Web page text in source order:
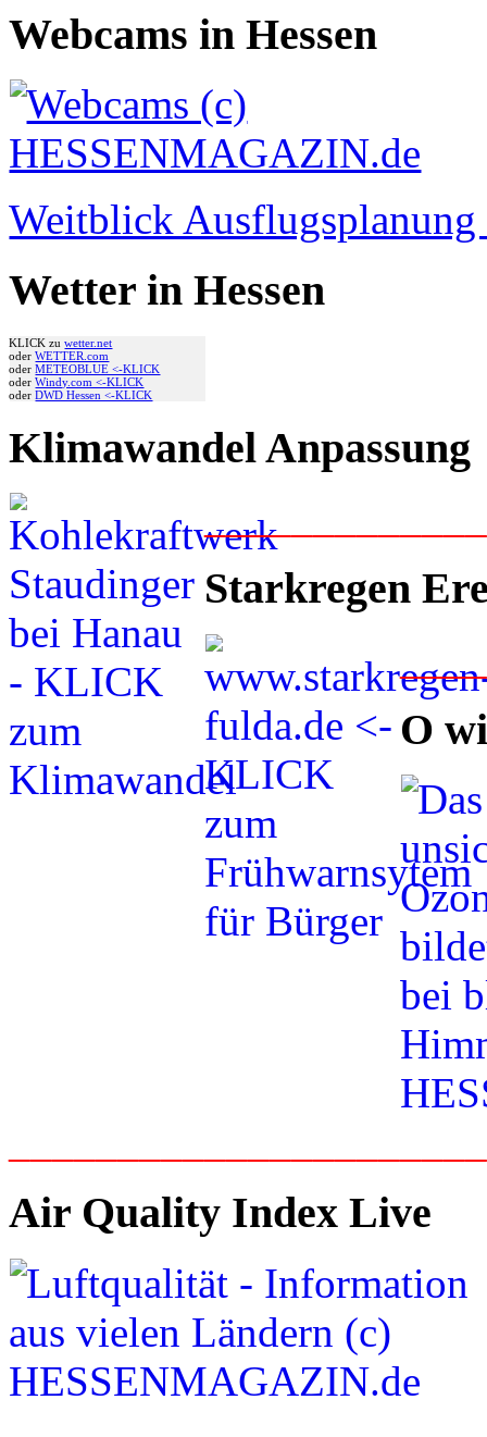
Webcams in Hessen
Weitblick
Wetter in Hessen
KLICK zuwetter.net
oderWETTER.com
oderMETEOBLUE <-KLICK
oderWindy.com <-KLICK
oderDWD Hessen <-KLICK
Klimawandel Anpassung
Starkregen
O
Air Quality Index Live